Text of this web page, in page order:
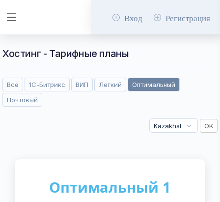
Вход Регистрация
Хостинг - Тарифные планы
Все 1С-Битрикс ВИП⁠ Легкий
Оптимальный
Почтовый
Оптимальный 1